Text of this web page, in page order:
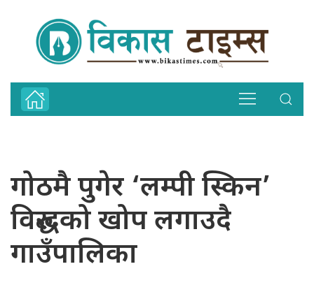
गोठमै पुगेर ‘लम्पी स्किन’
विरुद्धको खोप लगाउदै
गाउँपालिका